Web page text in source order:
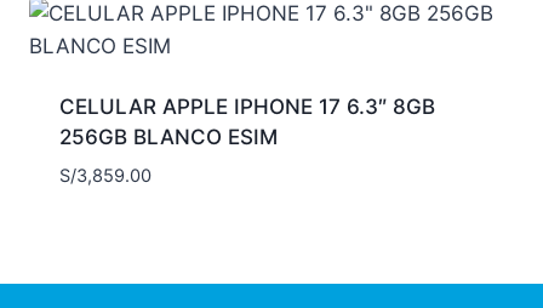
CELULAR APPLE IPHONE 17 6.3″ 8GB
256GB BLANCO ESIM
S/3,859.00